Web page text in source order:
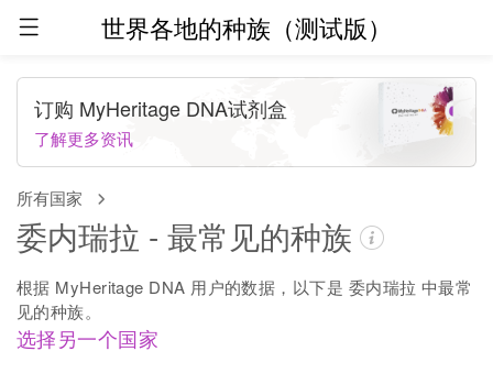
世界各地的种族（测试版）
所有国家
委内瑞拉 - 最常见的种族
根据 MyHeritage DNA 用户的数据，以下是 委内瑞拉 中最常
见的种族。
选择另一个国家
订购 MyHeritage DNA试剂盒
了解更多资讯